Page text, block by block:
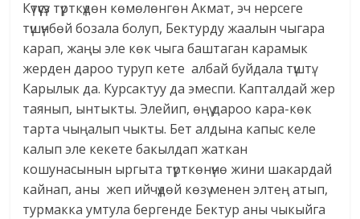
Күтүүсүз түрткүдөн көмөлөнгөн Акмат, эч нерсеге
түшүнбөй бозала болуп, Бектурду жаалын чыгара
карап, жаңы эле көк чыга баштаган карамык
жерден дароо туруп кете албай буйдала түштү.
Карылык да. Курсактуу да эмеспи. Капталдай жер
таянып, ынтыкты. Элейип, өңү дароо кара-көк
тарта чыңалып чыкты. Бет алдына капыс келе
калып эле кекете бакылдап жаткан
кошунасынын ыргыта түрткөнүнө жини шакардай
кайнап, аны жеп ийчүдөй көзү менен элтең атып,
турмакка умтула бергенде Бектур аны чыкыйга